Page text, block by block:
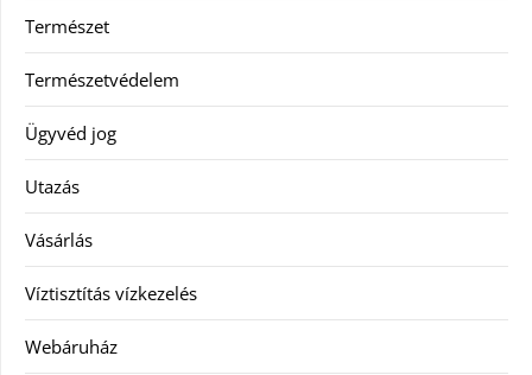
Természet
Természetvédelem
Ügyvéd jog
Utazás
Vásárlás
Víztisztítás vízkezelés
Webáruház